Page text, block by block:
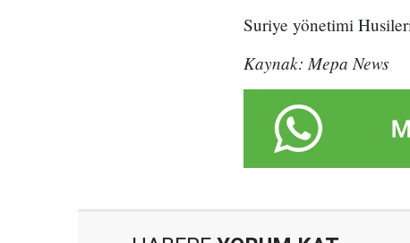
Suriye yönetimi
Kaynak: Mepa News